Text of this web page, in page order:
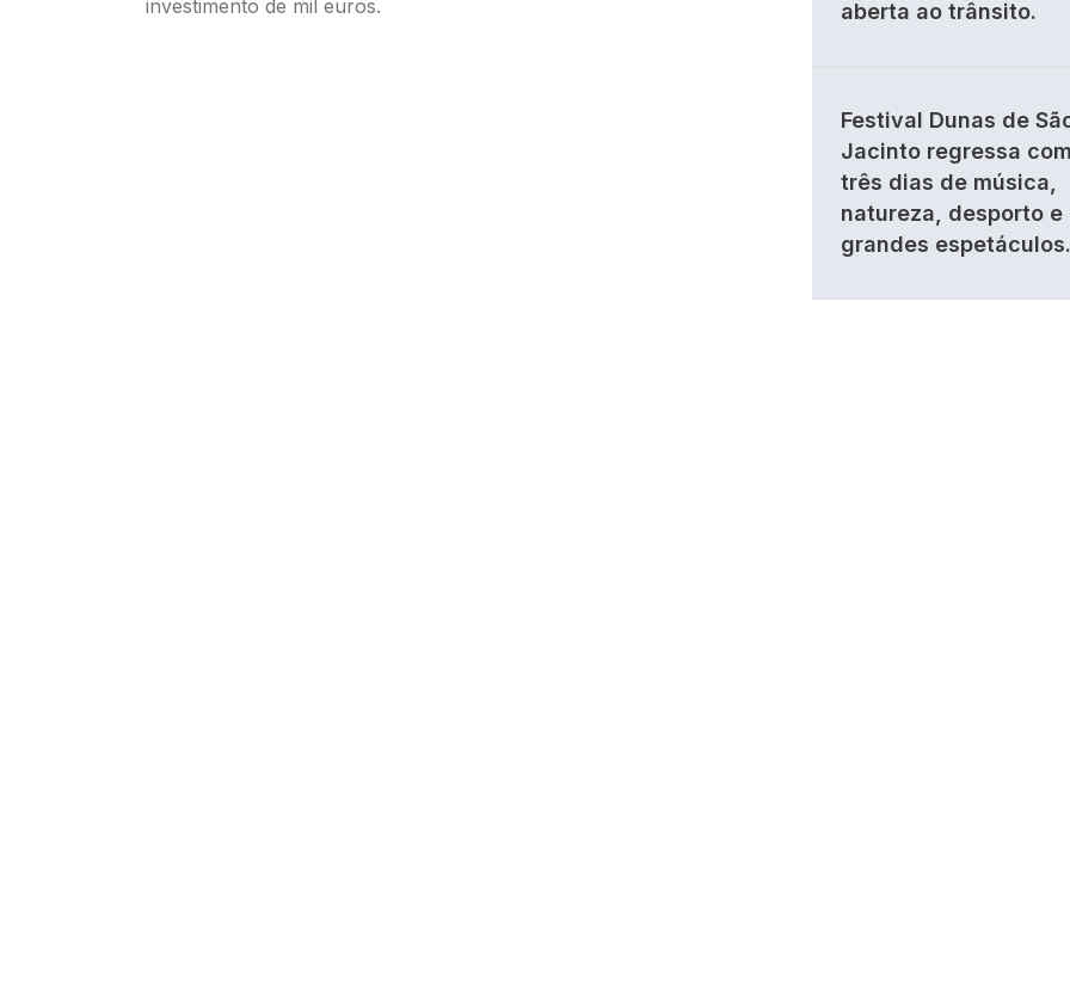
investimento de mil euros.
aberta ao trânsito.
Festival Dunas de
Jacinto regressa com
três dias de música,
natureza, desporto e
grandes espetáculos.